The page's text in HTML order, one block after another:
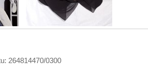
264814470/0300